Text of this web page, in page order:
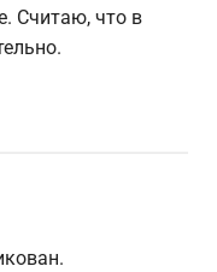
Считаю, что в